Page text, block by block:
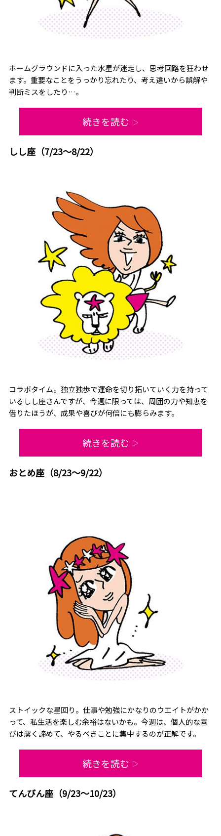
ホームグラウンドに入った水星が迷走し、思考回路を狂わせ
ます。重要なことをうっかり忘れたり、考え違いから誤解や
判断ミスをしたり…。
続きを読む ▷
しし座（7/23～8/22）
コラボタイム。独立独歩で運命を切り拓いていく力を持って
いるしし座さんですが、今週に限っては、周囲の力や知恵を
借りたほうが、成果や喜びが何倍にも膨らみます。
続きを読む ▷
おとめ座（8/23～9/22）
ストイックな星回り。仕事や勉強にかなりのウエイトがかか
って、私生活を楽しむ余裕はないかも。今週は、個人的な喜
びは潔く諦めて、やるべきことに集中するのが正解です。
続きを読む ▷
てんびん座（9/23～10/23）